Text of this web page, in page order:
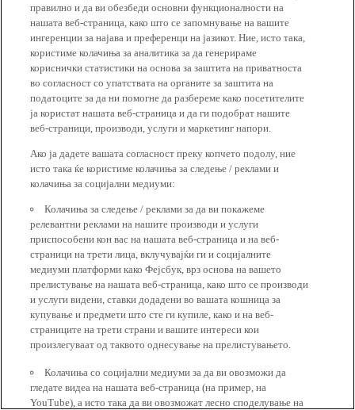
правилно и да ви обезбеди основни функционалности на
нашата веб-страница, како што се запомнување на вашите
ингеренции за најава и преференци на јазикот. Ние, исто така,
користиме колачиња за аналитика за да генерираме
кориснички статистики на основа за заштита на приватноста
во согласност со упатствата на органите за заштита на
податоците за да ни помогне да разбереме како посетителите
ја користат нашата веб-страница и да ги подобрат нашите
веб-страници, производи, услуги и маркетинг напори.
Ако ја дадете вашата согласност преку копчето подолу, ние
исто така ќе користиме колачиња за следење / реклами и
колачиња за социјални медиуми:
Колачиња за следење / реклами за да ви покажеме
релевантни реклами на нашите производи и услуги
приспособени кон вас на нашата веб-страница и на веб-
страници на трети лица, вклучувајќи ги и социјалните
медиуми платформи како Фејсбук, врз основа на вашето
прелистување на нашата веб-страница, како што се производи
и услуги видени, ставки додадени во вашата кошница за
купување и предмети што сте ги купиле, како и на веб-
страниците на трети страни и вашите интереси кои
произлегуваат од таквото однесување на прелистувањето.
Колачиња со социјални медиуми за да ви овозможи да
гледате видеа на нашата веб-страница (на пример, на
YouTube), а исто така да ви овозможат лесно споделување на